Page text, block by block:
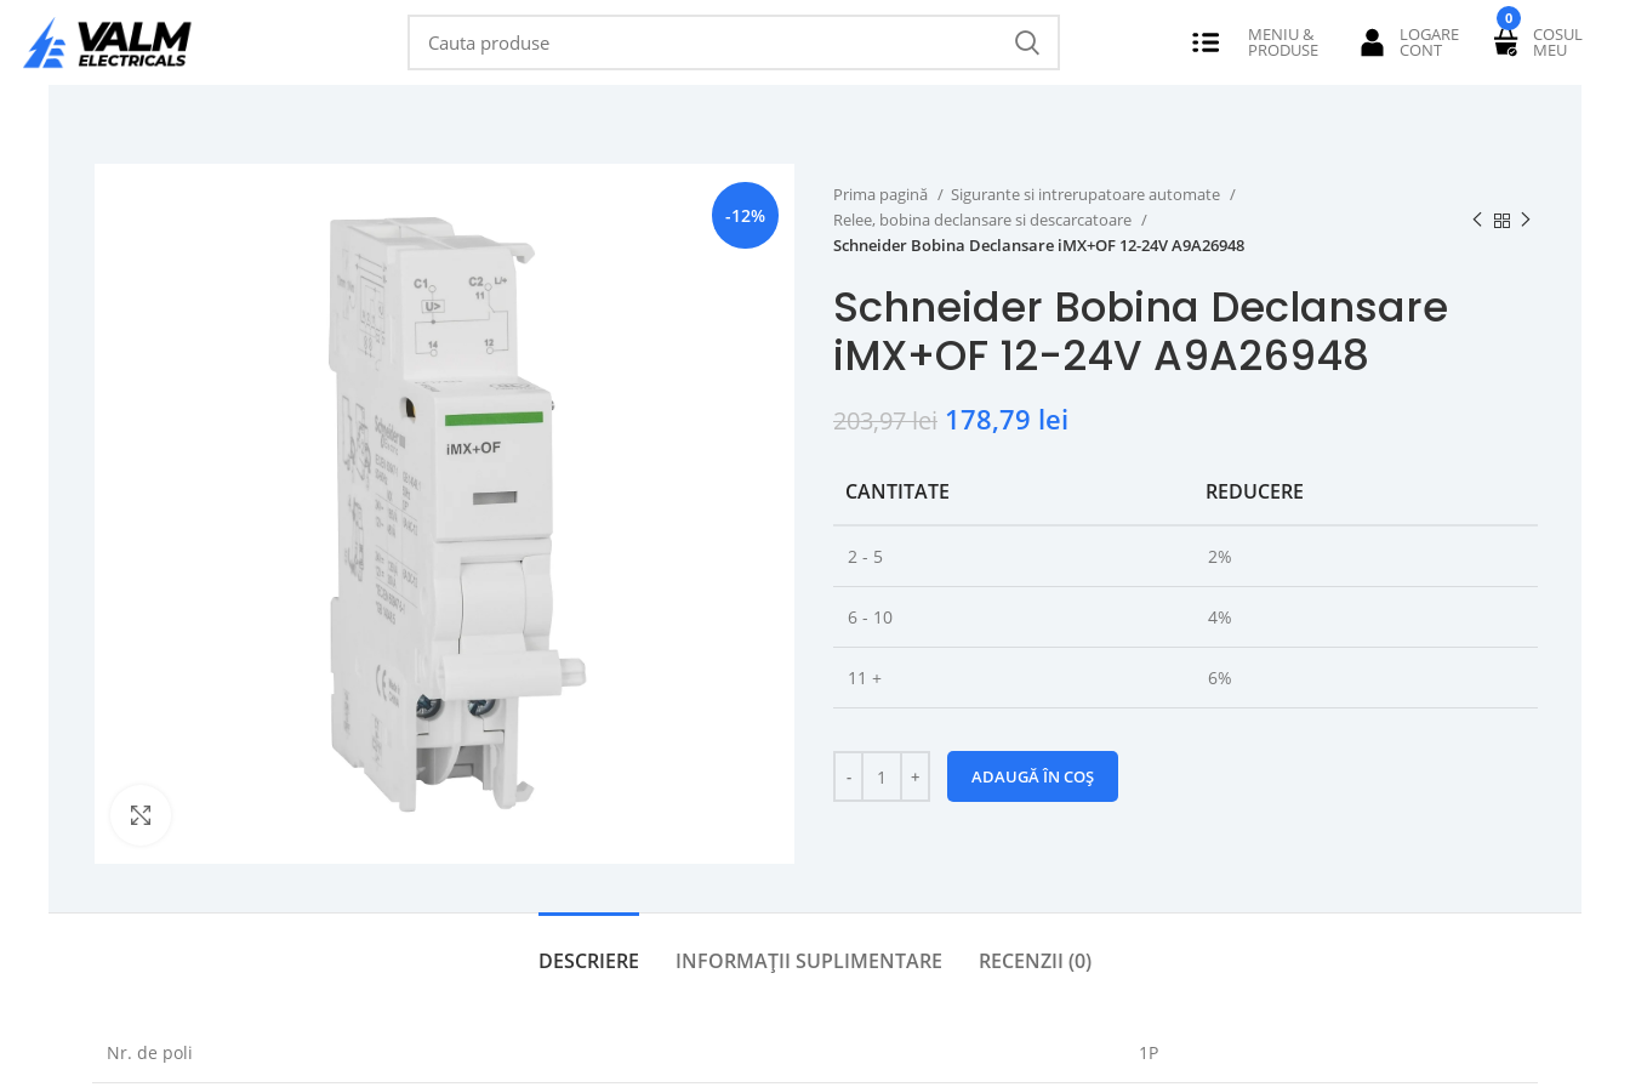
0
-12%
Prima pagină
Sigurante si intrerupatoare automate
Relee, bobina declansare si descarcatoare
Schneider Bobina Declansare iMX+OF 12-24V A9A26948
Schneider Bobina Declansare
iMX+OF 12-24V A9A26948
203,97lei 178,79 lei
CANTITATE REDUCERE
2 - 5 2%
6 - 10 4%
11 + 6%
ADAUGĂ ÎN COȘ
DESCRIERE INFORMAȚII SUPLIMENTARE RECENZII (0)
Nr. de poli 1P